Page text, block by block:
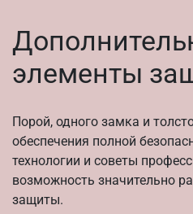
элементы
Порой, одного замка и
обеспечения полной
технологии и советы
возможность значительно
защиты.